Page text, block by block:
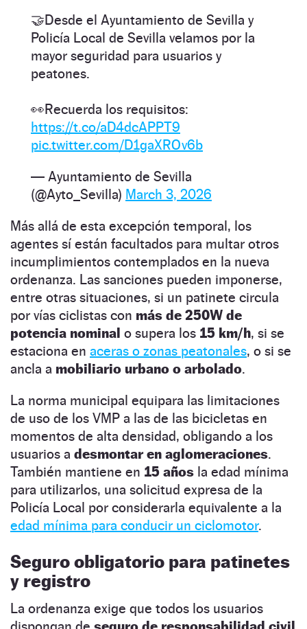
🤝Desde el Ayuntamiento de Sevilla y
Policía Local de Sevilla velamos por la
mayor seguridad para usuarios y
peatones.
👀Recuerda los requisitos:
https://t.co/aD4dcAPPT9
pic.twitter.com/D1gaXROv6b
— Ayuntamiento de Sevilla
(@Ayto_Sevilla) March 3, 2026
Más allá de esta excepción temporal, los
agentes sí están facultados para multar otros
incumplimientos contemplados en la nueva
ordenanza. Las sanciones pueden imponerse,
entre otras situaciones, si un patinete circula
por vías ciclistas con más de 250W de
potencia nominal o supera los 15 km/h, si se
estaciona en aceras o zonas peatonales, o si se
ancla a mobiliario urbano o arbolado.
La norma municipal equipara las limitaciones
de uso de los VMP a las de las bicicletas en
momentos de alta densidad, obligando a los
usuarios a desmontar en aglomeraciones.
También mantiene en 15 años la edad mínima
para utilizarlos, una solicitud expresa de la
Policía Local por considerarla equivalente a la
edad mínima para conducir un ciclomotor.
Seguro obligatorio para patinetes
y registro
La ordenanza exige que todos los usuarios